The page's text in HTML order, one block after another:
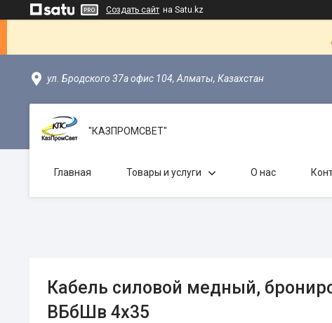
Создать сайт на Satu.kz
ул. Бродского 37а офис 104, Алматы, Казахстан
"КАЗПРОМСВЕТ"
Главная Товары и услуги О нас
Кабель силовой медный,
ВБбШв 4х35